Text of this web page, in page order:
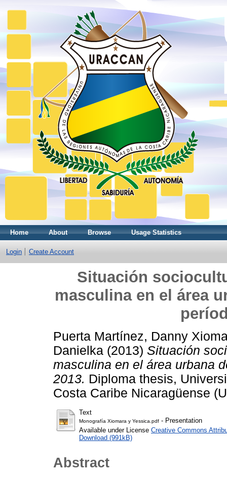
Home About Browse Usage Statistics
Login Create Account
Situación
masculina en el área
Puerta Martínez, Danny
Danielka (2013) Situación
masculina en el área urbana
2013. Diploma thesis,
Costa Caribe Nicaragüense
Text
Monografía Xiomara y Yessica.pdf - Presentation
Available under License Creative Commons
Download (991kB)
Abstract